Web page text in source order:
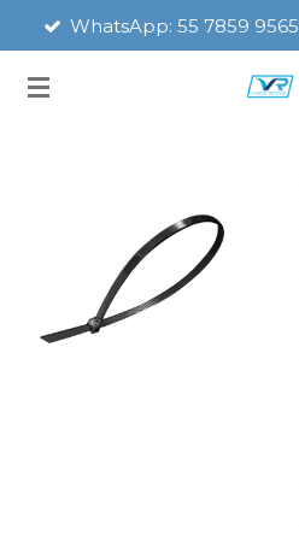
contenido
WhatsApp: 55 7859 9565